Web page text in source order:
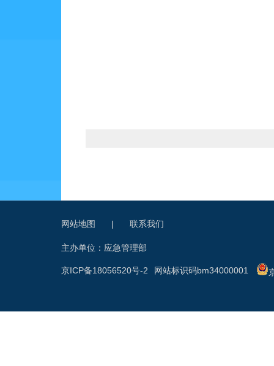
网站地图 | 联系我们
主办单位：应急管理部
网站标识码bm34000001
京ICP备18056520号-2